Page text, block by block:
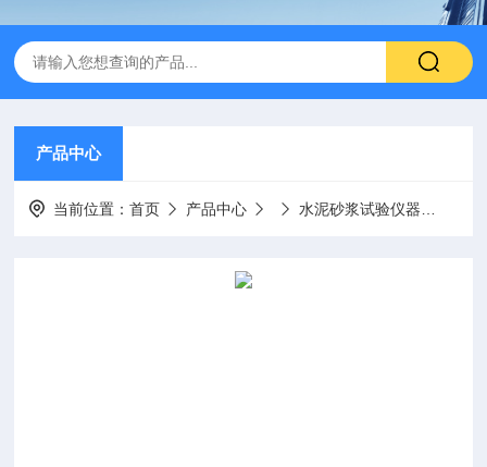
产品中心
当前位置：首页 产品中心 水泥砂浆试验仪器